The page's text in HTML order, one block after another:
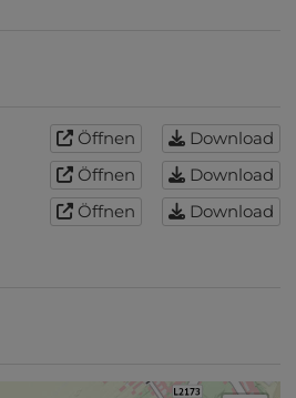
Öffnen Download
Öffnen Download
Öffnen Download